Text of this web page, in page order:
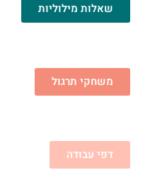
שאלות מילוליות
משחקי תרגול
דפי עבודה